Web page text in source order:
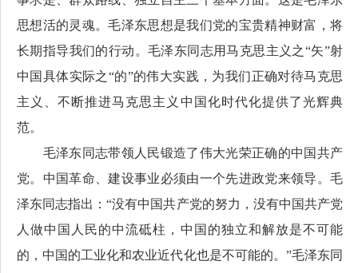
思想活的灵魂。毛泽东思想是我们党的宝贵精神财富，将
长期指导我们的行动。毛泽东同志用马克思主义之“矢”射
中国具体实际之“的”的伟大实践，为我们正确对待马克思
主义、不断推进马克思主义中国化时代化提供了光辉典
范。
毛泽东同志带领人民锻造了伟大光荣正确的中国共产
党。中国革命、建设事业必须由一个先进政党来领导。毛
泽东同志指出：“没有中国共产党的努力，没有中国共产党
人做中国人民的中流砥柱，中国的独立和解放是不可能
的，中国的工业化和农业近代化也是不可能的。”毛泽东同